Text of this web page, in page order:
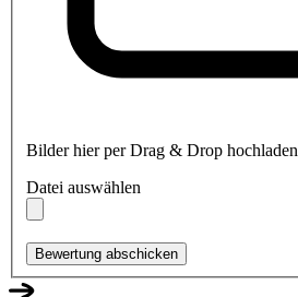
Bilder hier per Drag & Drop hochladen
Datei auswählen
Bewertung abschicken